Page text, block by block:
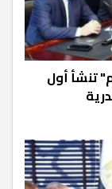
تنشأ أول